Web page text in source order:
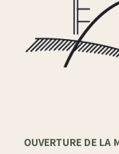
OUVERTURE DE LA